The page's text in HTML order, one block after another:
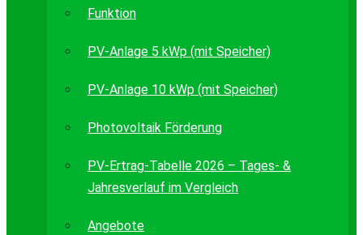
Funktion
PV-Anlage 5 kWp (mit Speicher)
PV-Anlage 10 kWp (mit Speicher)
Photovoltaik Förderung
PV-Ertrag-Tabelle 2026 – Tages- &
Jahresverlauf im Vergleich
Angebote